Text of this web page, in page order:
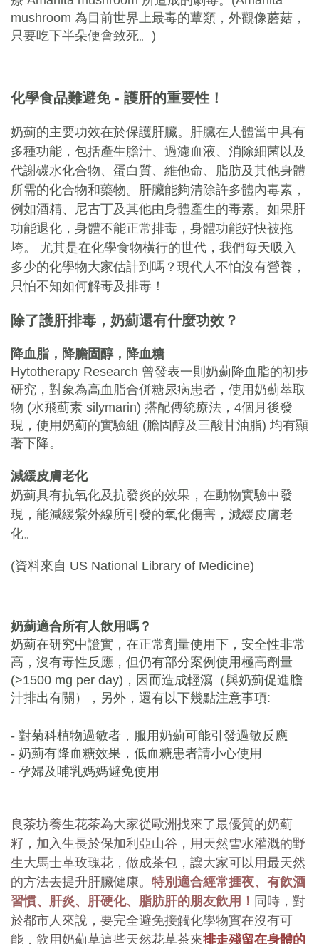
mushroom 為目前世界上最毒的蕈類，外觀像蘑菇，
只要吃下半朵便會致死。)
化學食品難避免 - 護肝的重要性！
奶薊的主要功效在於保護肝臟。肝臟在人體當中具有
多種功能，包括產生膽汁、過濾血液、消除細菌以及
代謝碳水化合物、蛋白質、維他命、脂肪及其他身體
所需的化合物和藥物。肝臟能夠清除許多體內毒素，
例如酒精、尼古丁及其他由身體產生的毒素。如果肝
功能退化，身體不能正常排毒，身體功能好快被拖
垮。 尤其是在化學食物橫行的世代，我們每天吸入
多少的化學物大家估計到嗎？現代人不怕沒有營養，
只怕不知如何解毒及排毒！
除了護肝排毒，奶薊還有什麼功效？
降血脂，降膽固醇，降血糖
Hytotherapy Research 曾發表一則奶薊降血脂的初步
研究，對象為高血脂合併糖尿病患者，使用奶薊萃取
物 (水飛薊素 silymarin) 搭配傳統療法，4個月後發
現，使用奶薊的實驗組 (膽固醇及三酸甘油脂) 均有顯
著下降。
減緩皮膚老化
奶薊具有抗氧化及抗發炎的效果，在動物實驗中發
現，能減緩紫外線所引發的氧化傷害，減緩皮膚老
化。
(資料來自 US National Library of Medicine)
奶薊適合所有人飲用嗎？
奶薊在研究中證實，在正常劑量使用下，安全性非常
高，沒有毒性反應，但仍有部分案例使用極高劑量
(>1500 mg per day)，因而造成輕瀉（與奶薊促進膽
汁排出有關），另外，還有以下幾點注意事項:
- 對菊科植物過敏者，服用奶薊可能引發過敏反應
- 奶薊有降血糖效果，低血糖患者請小心使用
- 孕婦及哺乳媽媽避免使用
良茶坊養生花茶為大家從歐洲找來了最優質的奶薊
籽，加入生長於保加利亞山谷，用天然雪水灌溉的野
生大馬士革玫瑰花，做成茶包，讓大家可以用最天然
的方法去提升肝臟健康。 特別適合經常捱夜、 有飲酒
習慣、肝炎、肝硬化、脂肪肝的朋友飲用！ 同時，對
於都市人來說，要完全避免接觸化學物實在沒有可
能，飲用奶薊草這些天然花草茶來排走殘留在身體的